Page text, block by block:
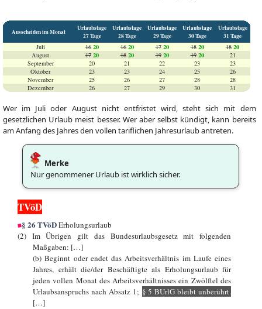
Ausscheiden im Monat
Urlaubstage
27 Tage
Urlaubstage
28 Tage
Urlaubstage
29 Tage
Urlaubstage
30 Tage
Urlaubstage
31 Tage
Juli 16 20 16 20 17 20 18 20 18 20
August 17 20 18 20 19 20 19 20
21
September
20 21 22 23
23
Oktober
23 23 24 25
26
November
25 26 27 28
28
Dezember
26 27 29 30 31
Wer im Juli oder August nicht entfristet wird, steht sich mit dem
gesetzlichen Urlaub meist besser. Wer aber selbst kündigt, kann bereits
am Anfang des Jahres den vollen tariflichen Jahresurlaub antreten.
Merke
Nur genommener Urlaub ist wirklich sicher.
TVöD
§ 26 TVöDErholungsurlaub
(2) Im Übrigen gilt das Bundesurlaubsgesetz mit folgenden
Maßgaben: […]
(b) Beginnt oder endet das Arbeitsverhältnis im Laufe eines
Jahres, erhält die/der Beschäftigte als Erholungsurlaub für
jeden vollen Monat des Arbeitsverhältnisses ein Zwölftel des
Urlaubsanspruchs nach Absatz 1; § 5 BUrlG bleibt unberührt.
[…]